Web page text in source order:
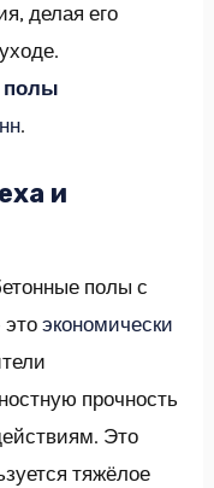
делая его
.
и
полы с
этоэкономически
прочность
Это
тяжёлое